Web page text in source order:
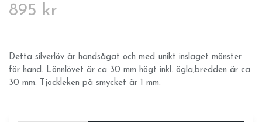
895 kr
Detta silverlöv är handsågat och med unikt inslaget mönster
för hand. Lönnlövet är ca 30 mm högt inkl. ögla,bredden är ca
30 mm. Tjockleken på smycket är 1 mm.